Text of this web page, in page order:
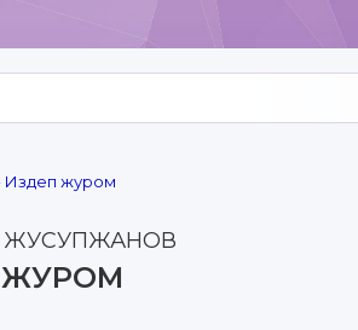
Издеп журом
ЖУСУПЖАНОВ
ЖУРОМ